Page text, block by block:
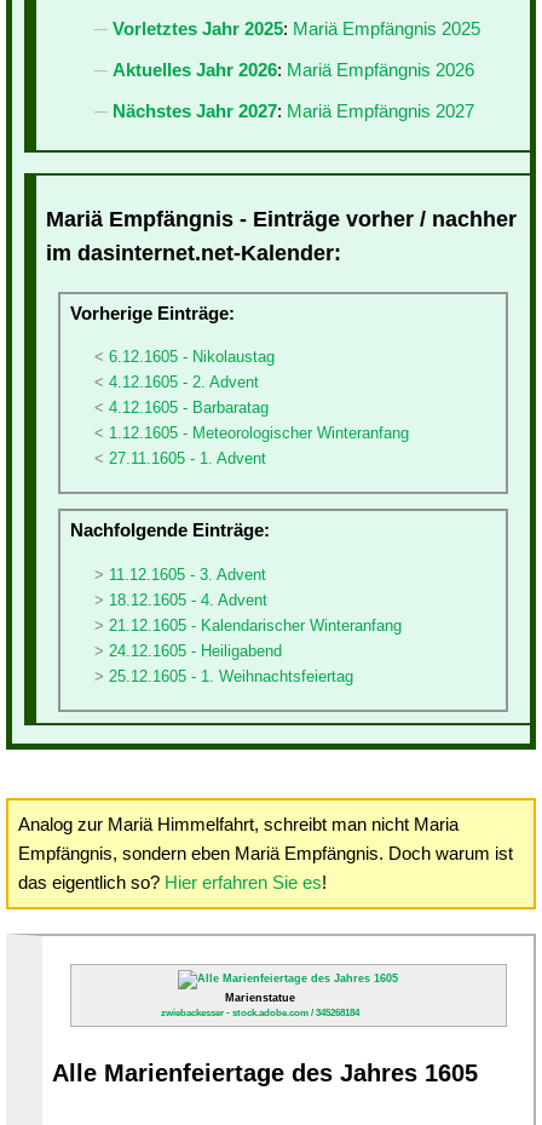
Vorletztes Jahr 2025: Mariä Empfängnis 2025
Aktuelles Jahr 2026: Mariä Empfängnis 2026
Nächstes Jahr 2027: Mariä Empfängnis 2027
Mariä Empfängnis - Einträge vorher / nachher
im dasinternet.net-Kalender:
Vorherige Einträge:
6.12.1605 - Nikolaustag
4.12.1605 - 2. Advent
4.12.1605 - Barbaratag
1.12.1605 - Meteorologischer Winteranfang
27.11.1605 - 1. Advent
Nachfolgende Einträge:
11.12.1605 - 3. Advent
18.12.1605 - 4. Advent
21.12.1605 - Kalendarischer Winteranfang
24.12.1605 - Heiligabend
25.12.1605 - 1. Weihnachtsfeiertag
Analog zur Mariä Himmelfahrt, schreibt man nicht Maria
Empfängnis, sondern eben Mariä Empfängnis. Doch warum ist
das eigentlich so? Hier erfahren Sie es!
Marienstatue
zwiebackesser - stock.adobe.com / 345268184
Alle Marienfeiertage des Jahres 1605